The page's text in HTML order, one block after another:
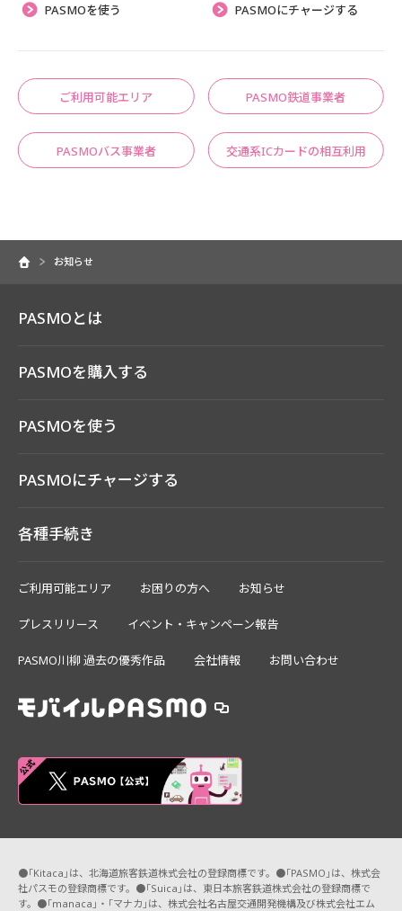
PASMOを使う PASMOにチャージする
ご利用可能エリア PASMO鉄道事業者
PASMOバス事業者 交通系ICカードの相互利用
お知らせ
PASMOとは
PASMOを購入する
PASMOを使う
PASMOにチャージする
各種手続き
ご利用可能エリア お困りの方へ お知らせ
プレスリリース イベント・キャンペーン報告
PASMO川柳 過去の優秀作品 会社情報 お問い合わせ
●「Kitaca」は、北海道旅客鉄道株式会社の登録商標です。●「PASMO」は、株式会
社パスモの登録商標です。●「Suica」は、東日本旅客鉄道株式会社の登録商標で
す。●「manaca」・「マナカ」は、株式会社名古屋交通開発機構及び株式会社エム